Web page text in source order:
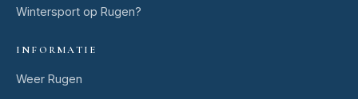
Wintersport op Rugen?
INFORMATIE
Weer Rugen